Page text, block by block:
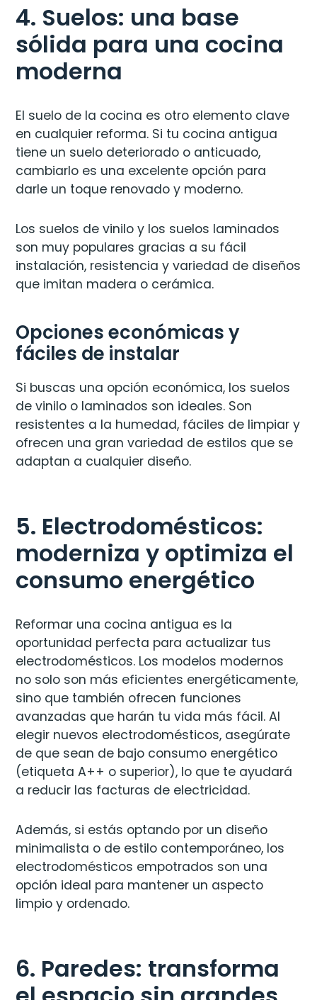
4. Suelos: una base
sólida para una cocina
moderna
El suelo de la cocina es otro elemento clave
en cualquier reforma. Si tu cocina antigua
tiene un suelo deteriorado o anticuado,
cambiarlo es una excelente opción para
darle un toque renovado y moderno.
Los suelos de vinilo y los suelos laminados
son muy populares gracias a su fácil
instalación, resistencia y variedad de diseños
que imitan madera o cerámica.
Opciones económicas y
fáciles de instalar
Si buscas una opción económica, los suelos
de vinilo o laminados son ideales. Son
resistentes a la humedad, fáciles de limpiar y
ofrecen una gran variedad de estilos que se
adaptan a cualquier diseño.
5. Electrodomésticos:
moderniza y optimiza el
consumo energético
Reformar una cocina antigua es la
oportunidad perfecta para actualizar tus
electrodomésticos. Los modelos modernos
no solo son más eficientes energéticamente,
sino que también ofrecen funciones
avanzadas que harán tu vida más fácil. Al
elegir nuevos electrodomésticos, asegúrate
de que sean de bajo consumo energético
(etiqueta A++ o superior), lo que te ayudará
a reducir las facturas de electricidad.
Además, si estás optando por un diseño
minimalista o de estilo contemporáneo, los
electrodomésticos empotrados son una
opción ideal para mantener un aspecto
limpio y ordenado.
6. Paredes: transforma